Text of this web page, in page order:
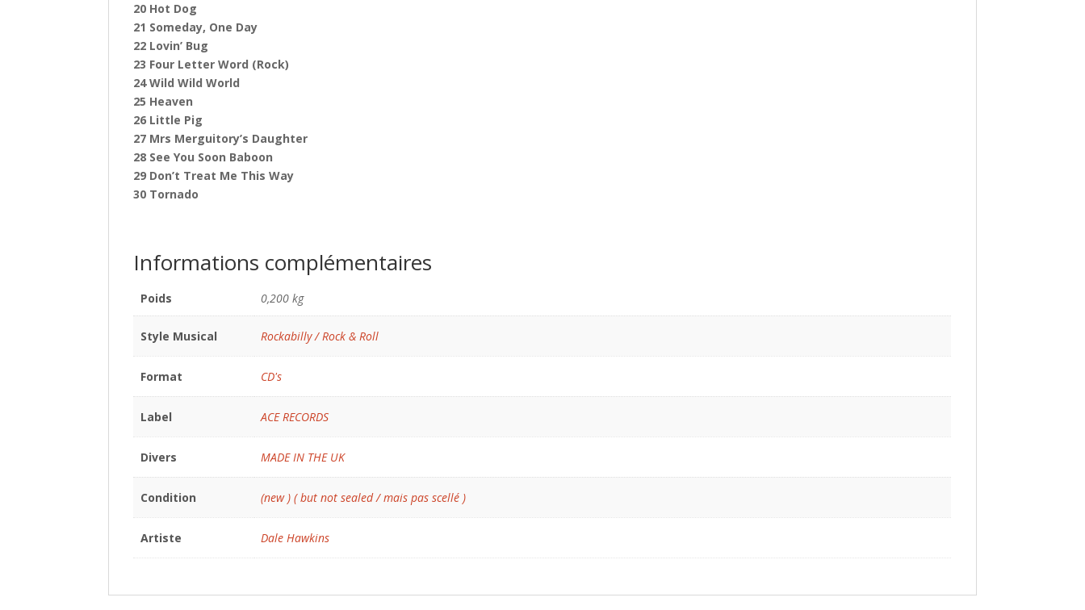
20 Hot Dog
21 Someday, One Day
22 Lovin’ Bug
23 Four Letter Word (Rock)
24 Wild Wild World
25 Heaven
26 Little Pig
27 Mrs Merguitory’s Daughter
28 See You Soon Baboon
29 Don’t Treat Me This Way
30 Tornado
Informations complémentaires
Poids 0,200 kg
Style Musical Rockabilly / Rock & Roll
Format CD's
Label ACE RECORDS
Divers MADE IN THE UK
Condition (new ) ( but not sealed / mais pas scellé )
Artiste Dale Hawkins